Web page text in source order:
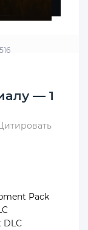
— 1
Pack
DLC